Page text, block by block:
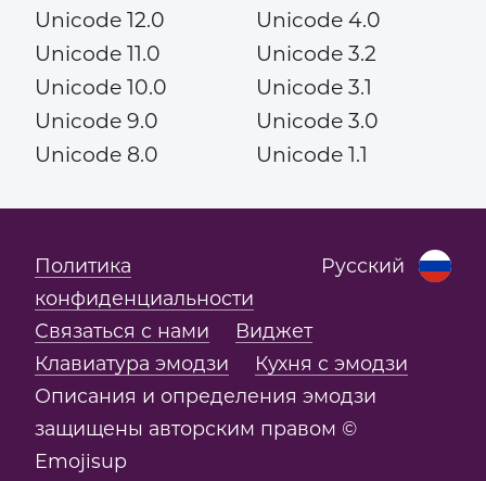
Unicode 12.0
Unicode 11.0
Unicode 10.0
Unicode 9.0
Unicode 8.0
Unicode 4.0
Unicode 3.2
Unicode 3.1
Unicode 3.0
Unicode 1.1
Русский
Политика
конфиденциальности
Связаться с нами
Виджет
Клавиатура эмодзи
Кухня с эмодзи
Описания и определения эмодзи
защищены авторским правом ©
Emojisup